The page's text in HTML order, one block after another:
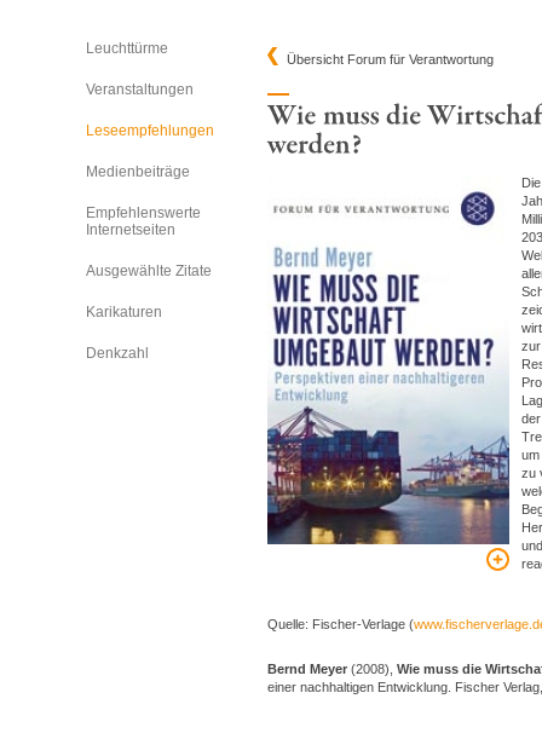
Leuchttürme
Veranstaltungen
Leseempfehlungen
Medienbeiträge
Empfehlenswerte
Internetseiten
Ausgewählte Zitate
Karikaturen
Denkzahl
Übersicht Forum für Verantwortung
zur
zu
Quelle: Fischer-Verlage (
Bernd Meyer (2008), Wie muss die
einer nachhaltigen Entwicklung. Fischer